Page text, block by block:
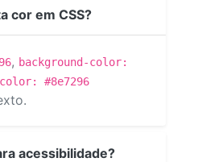
cor em CSS?
, background-color:
#8e7296
acessibilidade?